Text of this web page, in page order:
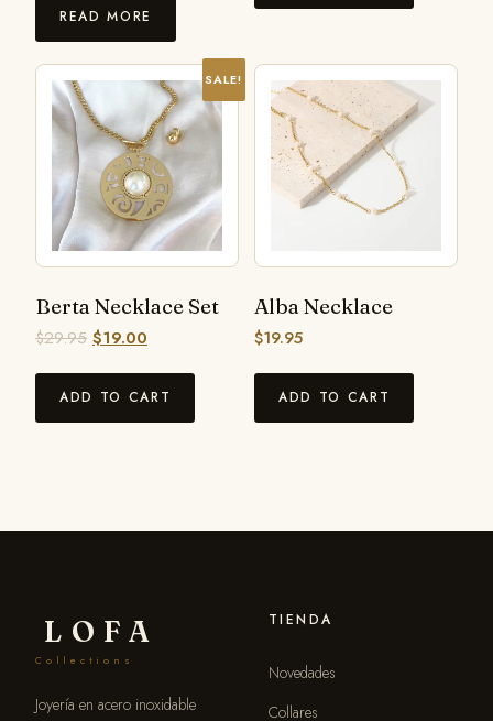
READ MORE
SALE!
Berta Necklace Set
$29.95 $19.00
ADD TO CART
Alba Necklace
$19.95
ADD TO CART
LOFA
Collections
Joyería en acero inoxidable
TIENDA
Novedades
Collares